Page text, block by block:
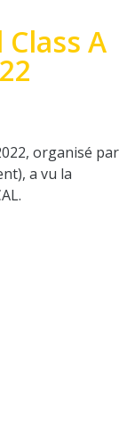
A
organisé par
a vu la